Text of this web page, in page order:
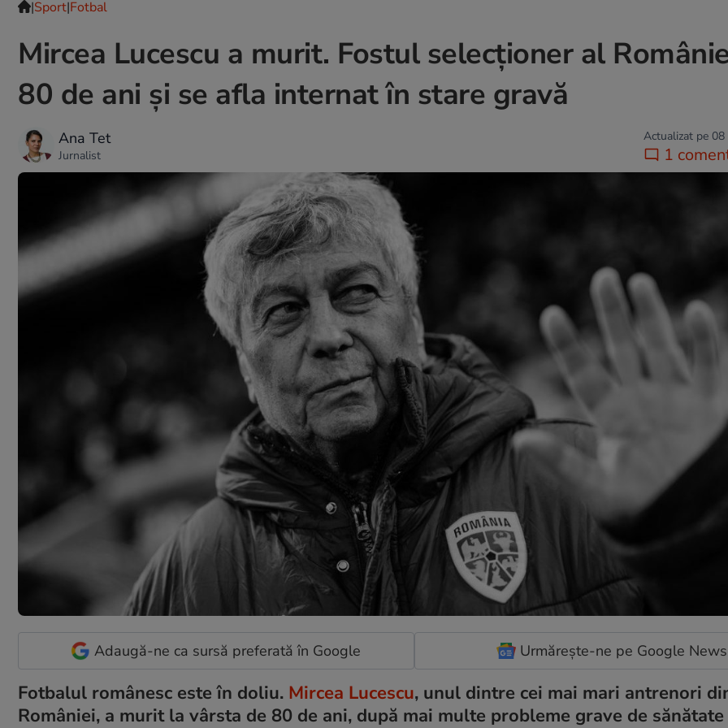
|Sport|Fotbal
Mircea Lucescu a murit. Fostul selecționer al
80 de ani și se afla internat în stare gravă
Ana Tet
Jurnalist
Actualizat pe
1
Adaugă-ne ca sursă preferată în Google Urmărește-ne pe Google News
Fotbalul românesc este în doliu. Mircea Lucescu, unul dintre cei mai mari antrenori
României, a murit la vârsta de 80 de ani, după mai multe probleme grave de